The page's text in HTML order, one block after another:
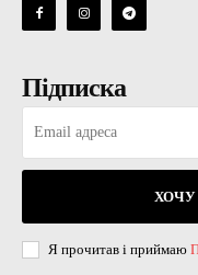
Підписка
ХОЧУ
Я прочитав і приймаю